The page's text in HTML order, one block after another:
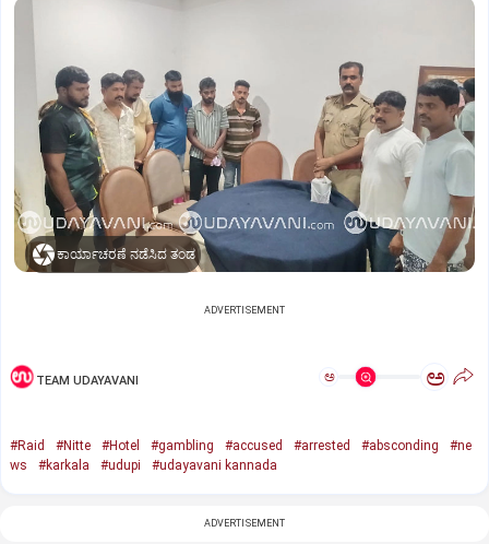
ಕಾರ್ಯಾಚರಣೆ ನಡೆಸಿದ ತಂಡ
ADVERTISEMENT
TEAM UDAYAVANI ಅ ಅ
#Raid #Nitte #Hotel #gambling #accused #arrested #absconding
#ne
ws
#karkala #udupi #udayavani kannada
ADVERTISEMENT